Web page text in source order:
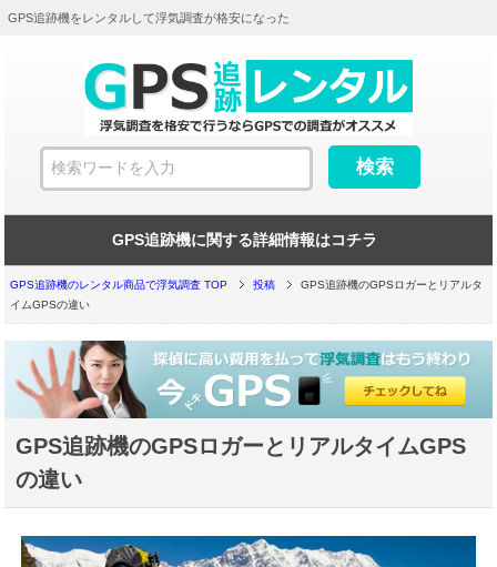
GPS追跡機をレンタルして浮気調査が格安になった
GPS追跡機に関する詳細情報はコチラ
GPS追跡機のレンタル商品で浮気調査 TOP 投稿
GPS追跡機のGPSロガーとリアルタ
イムGPSの違い
GPS追跡機のGPSロガーとリアルタイムGPS
の違い